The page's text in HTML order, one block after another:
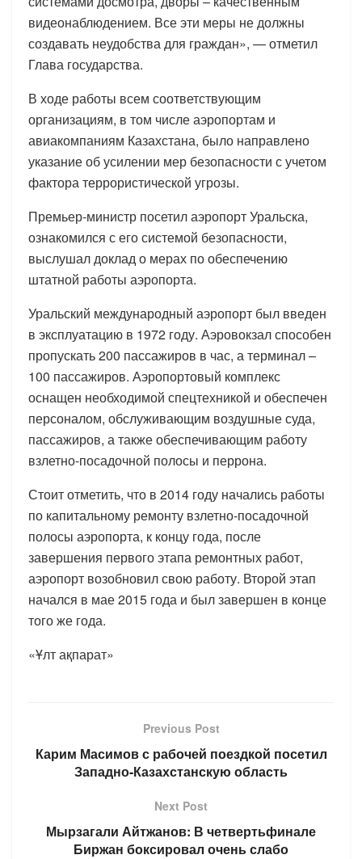
видеонаблюдением. Все эти меры не должны
создавать неудобства для граждан», — отметил
Глава государства.
В ходе работы всем соответствующим
организациям, в том числе аэропортам и
авиакомпаниям Казахстана, было направлено
указание об усилении мер безопасности с учетом
фактора террористической угрозы.
Премьер-министр посетил аэропорт Уральска,
ознакомился с его системой безопасности,
выслушал доклад о мерах по обеспечению
штатной работы аэропорта.
Уральский международный аэропорт был введен
в эксплуатацию в 1972 году. Аэровокзал способен
пропускать 200 пассажиров в час, а терминал –
100 пассажиров. Аэропортовый комплекс
оснащен необходимой спецтехникой и обеспечен
персоналом, обслуживающим воздушные суда,
пассажиров, а также обеспечивающим работу
взлетно-посадочной полосы и перрона.
Стоит отметить, что в 2014 году начались работы
по капитальному ремонту взлетно-посадочной
полосы аэропорта, к концу года, после
завершения первого этапа ремонтных работ,
аэропорт возобновил свою работу. Второй этап
начался в мае 2015 года и был завершен в конце
того же года.
«Ұлт ақпарат»
Previous Post
Карим Масимов с рабочей поездкой посетил
Западно-Казахстанскую область
Next Post
Мырзагали Айтжанов: В четвертьфинале
Биржан боксировал очень слабо